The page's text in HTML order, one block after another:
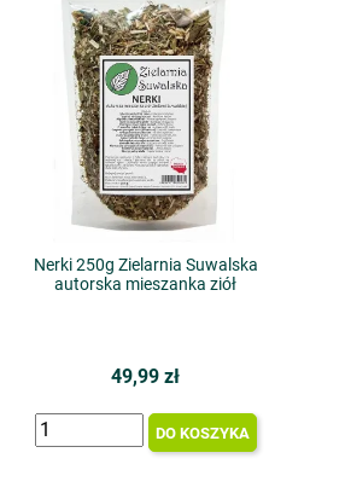
Nerki 250g Zielarnia Suwalska
autorska mieszanka ziół
49,99 zł
DO KOSZYKA